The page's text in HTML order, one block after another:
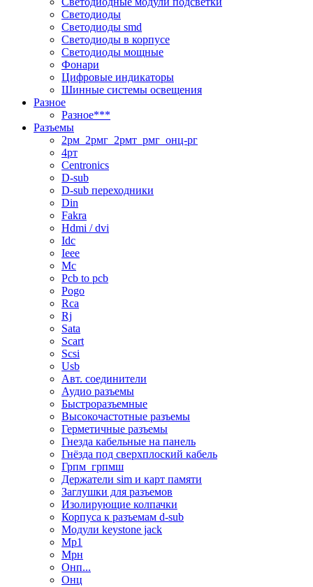
Светодиоды
Светодиоды smd
Светодиоды в корпусе
Светодиоды мощные
Фонари
Цифровые индикаторы
Шинные системы освещения
Разное
Разное***
Разъемы
2рм_2рмг_2рмт_рмг_онц-рг
4рт
Centronics
D-sub
D-sub переходники
Din
Fakra
Hdmi / dvi
Idc
Ieee
Mc
Pcb to pcb
Pogo
Rca
Rj
Sata
Scart
Scsi
Usb
Авт. соединители
Аудио разъемы
Быстроразъемные
Высокочастотные разъемы
Герметичные разъемы
Гнезда кабельные на панель
Гнёзда под сверхплоский кабель
Грпм_грпмш
Держатели sim и карт памяти
Заглушки для разъемов
Изолирующие колпачки
Корпуса к разъемам d-sub
Модули keystone jack
Мр1
Мрн
Онп...
Онц